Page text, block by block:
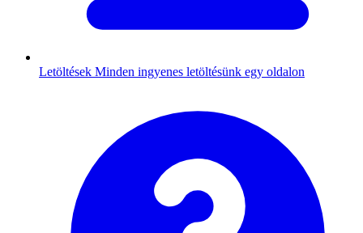
Letöltések Minden ingyenes letöltésünk egy oldalon